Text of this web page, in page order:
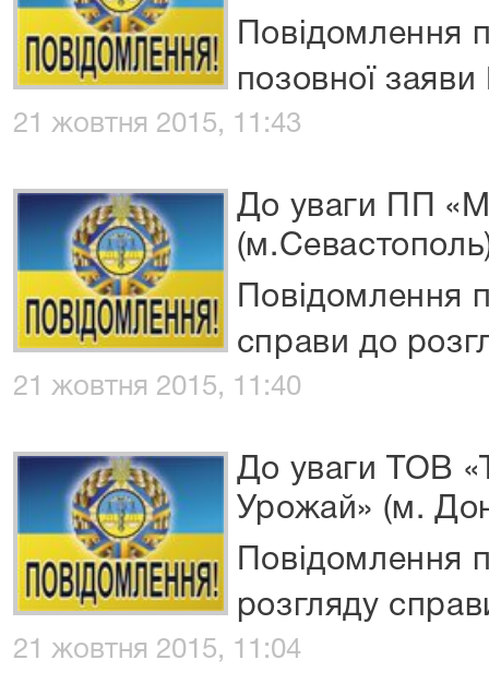
Повідомлення
позовної
21 жовтня 2015, 11:43
До уваги ПП
Повідомлення
справи до
21 жовтня 2015, 11:40
До уваги ТОВ
Урожай» (м.
Повідомлення
розгляду
21 жовтня 2015, 11:04